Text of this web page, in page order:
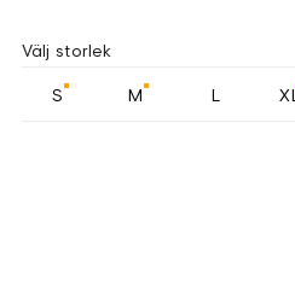
Välj storlek
S M L XL